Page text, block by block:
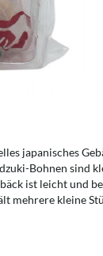
japanisches
Bohnen sind
ist leicht und
mehrere kleine